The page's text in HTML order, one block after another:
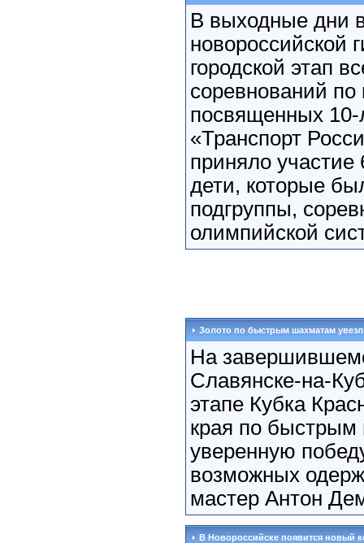
В выходные дни
новороссийской
городской этап
соревнований по
посвященных 10-
«Транспорт
приняло участие
дети, которые
подгруппы,
олимпийской
Золото по быстрым шахматам
На
Славянске-на-
этапе Кубка
края по
уверенную
возможных
мастер Антон
В Новороссийске появится новый